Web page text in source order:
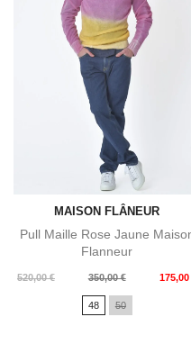
MAISON FLÂNEUR
Pull Maille Rose Jaune
Flanneur
520,00 €
Prix
350,00 € 175,00
Prix
48 50